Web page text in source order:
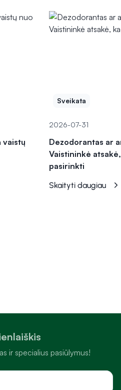
vaistų
Sveikata
2026-07-31
Dezodorantas ar
Vaistininkė
pasirinkti
Skaityti daugiau
ir specialius pasiūlymus!